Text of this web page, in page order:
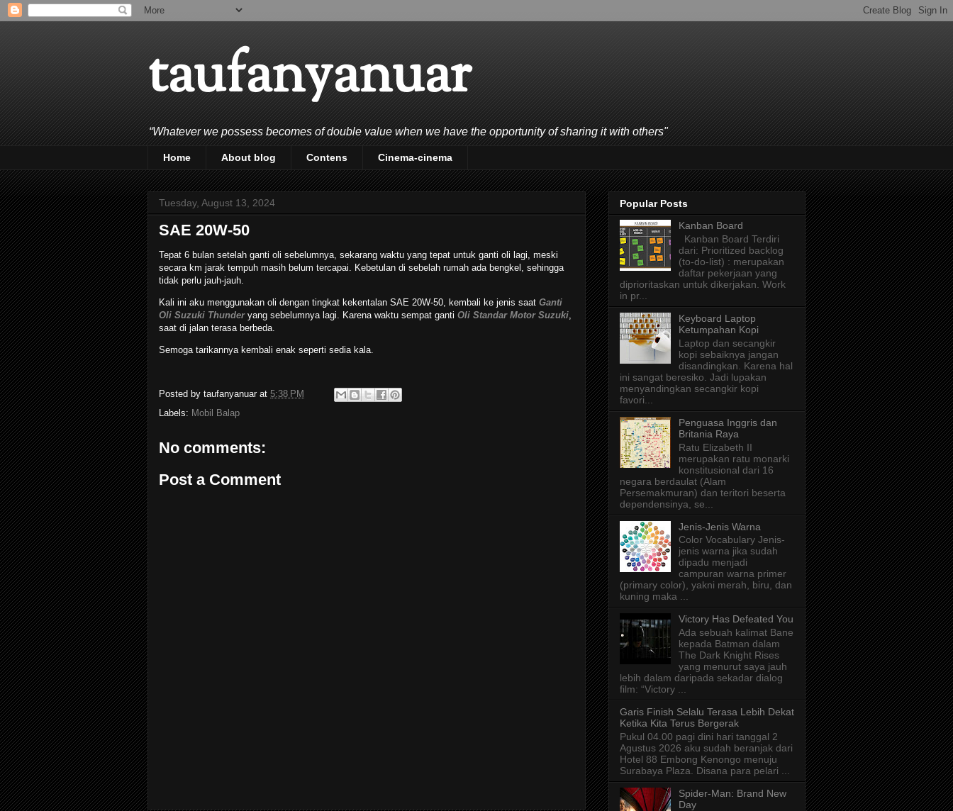
taufanyanuar
“Whatever we possess becomes of double value when we have the opportunity of sharing it with others"
Home About blog Contens Cinema-cinema
Tuesday, August 13, 2024
SAE 20W-50
Tepat 6 bulan setelah ganti oli sebelumnya, sekarang waktu yang tepat untuk ganti oli lagi, meski
secara km jarak tempuh masih belum tercapai. Kebetulan di sebelah rumah ada bengkel, sehingga
tidak perlu jauh-jauh.
Kali ini aku menggunakan oli dengan tingkat kekentalan SAE 20W-50, kembali ke jenis saat Ganti
Oli Suzuki Thunderyang sebelumnya lagi. Karena waktu sempat ganti Oli Standar Motor Suzuki
saat di jalan terasa berbeda.
Semoga tarikannya kembali enak seperti sedia kala.
Posted by taufanyanuar at 5:38 PM
Labels: Mobil Balap
No comments:
Post a Comment
Popular Posts
Kanban Board
Kanban Board Terdiri
dari: Prioritized backlog
(to-do-list) : merupakan
daftar pekerjaan yang
diprioritaskan untuk dikerjakan. Work
in pr...
Keyboard Laptop
Ketumpahan Kopi
Laptop dan secangkir
kopi sebaiknya jangan
disandingkan. Karena hal
ini sangat beresiko. Jadi lupakan
menyandingkan secangkir kopi
favori...
Penguasa Inggris dan
Britania Raya
Ratu Elizabeth II
merupakan ratu monarki
konstitusional dari 16
negara berdaulat (Alam
Persemakmuran) dan teritori beserta
dependensinya, se...
Jenis-Jenis Warna
Color Vocabulary Jenis-
jenis warna jika sudah
dipadu menjadi
campuran warna primer
(primary color), yakni merah, biru, dan
kuning maka ...
Victory Has Defeated You
Ada sebuah kalimat Bane
kepada Batman dalam
The Dark Knight Rises
yang menurut saya jauh
lebih dalam daripada sekadar dialog
film: “Victory ...
Garis Finish Selalu Terasa Lebih Dekat
Ketika Kita Terus Bergerak
Pukul 04.00 pagi dini hari tanggal 2
Agustus 2026 aku sudah beranjak dari
Hotel 88 Embong Kenongo menuju
Surabaya Plaza. Disana para pelari ...
Spider-Man: Brand New
Day